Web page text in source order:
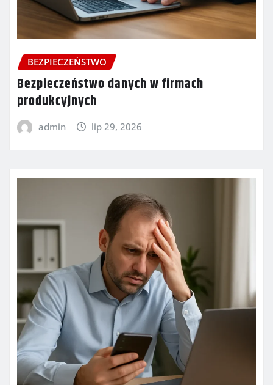
BEZPIECZEŃSTWO
Bezpieczeństwo danych w firmach
produkcyjnych
admin lip 29, 2026